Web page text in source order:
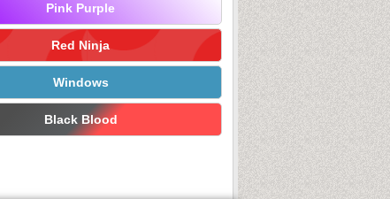
Pink Purple
Red Ninja
Windows
Black Blood